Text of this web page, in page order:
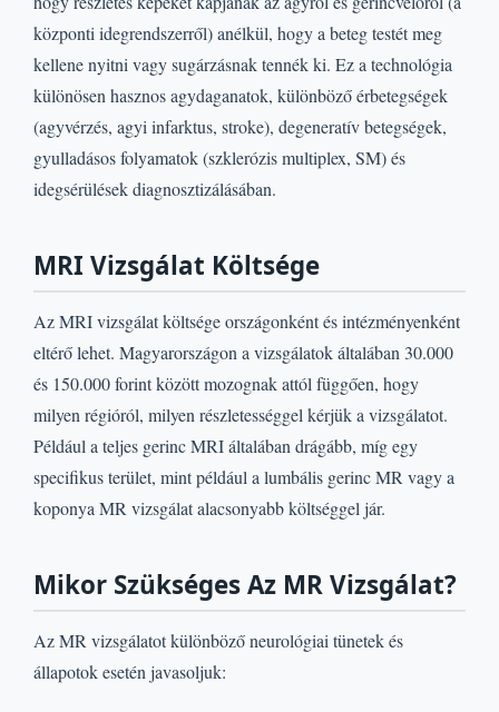
központi idegrendszerről) anélkül, hogy a beteg testét meg
kellene nyitni vagy sugárzásnak tennék ki. Ez a technológia
különösen hasznos agydaganatok, különböző érbetegségek
(agyvérzés, agyi infarktus, stroke), degeneratív betegségek,
gyulladásos folyamatok (szklerózis multiplex, SM) és
idegsérülések diagnosztizálásában.
MRI Vizsgálat Költsége
Az MRI vizsgálat költsége országonként és intézményenként
eltérő lehet. Magyarországon a vizsgálatok általában 30.000
és 150.000 forint között mozognak attól függően, hogy
milyen régióról, milyen részletességgel kérjük a vizsgálatot.
Például a teljes gerinc MRI általában drágább, míg egy
specifikus terület, mint például a lumbális gerinc MR vagy a
koponya MR vizsgálat alacsonyabb költséggel jár.
Mikor Szükséges Az MR Vizsgálat?
Az MR vizsgálatot különböző neurológiai tünetek és
állapotok esetén javasoljuk: